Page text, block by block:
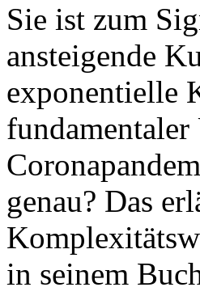
Sie ist zum
ansteigende
exponentielle
genau? Das
in seinem